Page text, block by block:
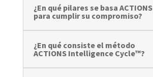
¿En qué pilares se basa ACTIONS
para cumplir su compromiso?
¿En qué consiste el método
ACTIONS Intelligence Cycle™?